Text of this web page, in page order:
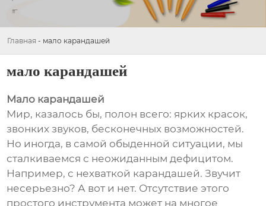
Главная - мало карандашей
мало карандашей
Мало карандашей
Мир, казалось бы, полон всего: ярких красок,
звонких звуков, бесконечных возможностей.
Но иногда, в самой обыденной ситуации, мы
сталкиваемся с неожиданным дефицитом.
Например, с нехваткой карандашей. Звучит
несерьезно? А вот и нет. Отсутствие этого
простого инструмента может на многое